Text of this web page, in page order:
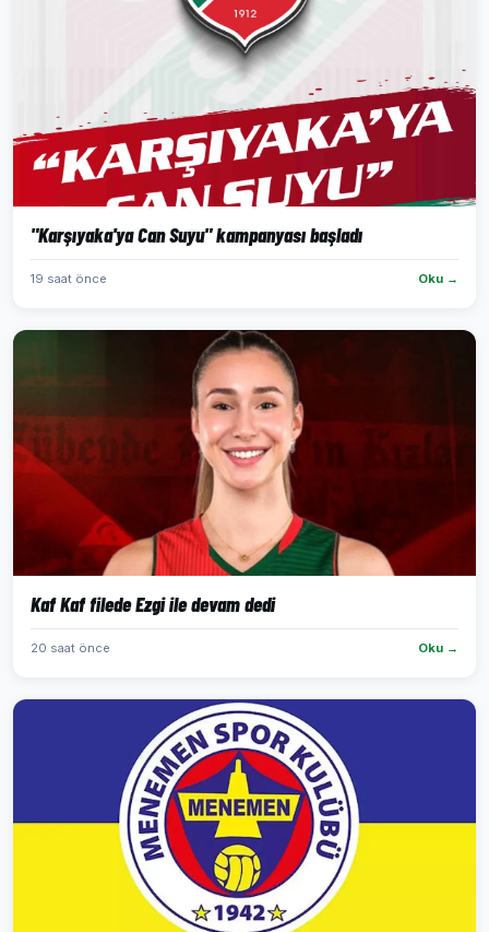
"Karşıyaka'ya Can Suyu" kampanyası başladı
19 saat önce Oku →
Kaf Kaf filede Ezgi ile devam dedi
20 saat önce Oku →